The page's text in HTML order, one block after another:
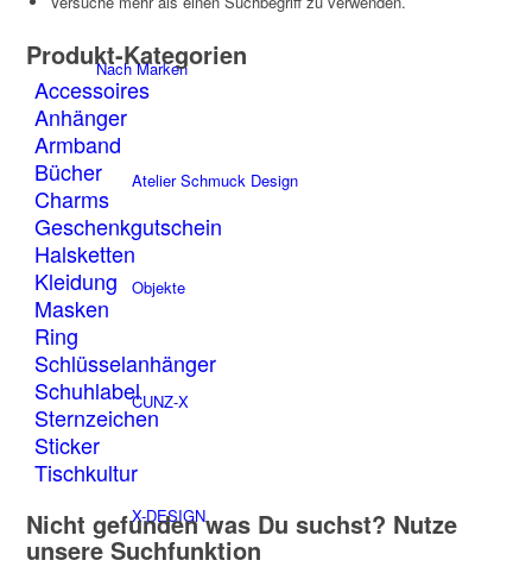
Nach Marken
Atelier Schmuck Design
Objekte
CUNZ-X
X-DESIGN
Produkt-Kategorien
Accessoires
Anhänger
Armband
Bücher
Charms
Geschenkgutschein
Halsketten
Kleidung
Masken
Ring
Schlüsselanhänger
Schuhlabel
Sternzeichen
Sticker
Tischkultur
Nicht gefunden was Du suchst? Nutze
unsere Suchfunktion